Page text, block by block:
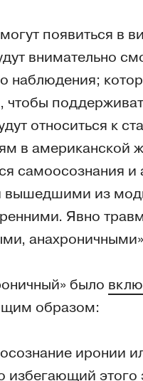
появиться в
внимательно
наблюдения;
чтобы
относиться к
в американской
самоосознания и
вышедшими из
Явно
было
образом:
иронии
избегающий